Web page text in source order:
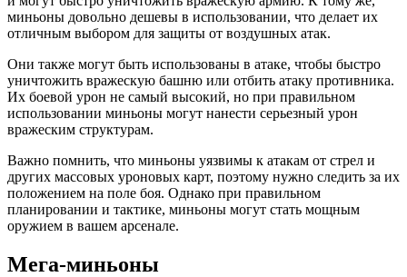
миньоны довольно дешевы в использовании, что делает их
отличным выбором для защиты от воздушных атак.
Они также могут быть использованы в атаке, чтобы быстро
уничтожить вражескую башню или отбить атаку противника.
Их боевой урон не самый высокий, но при правильном
использовании миньоны могут нанести серьезный урон
вражеским структурам.
Важно помнить, что миньоны уязвимы к атакам от стрел и
других массовых уроновых карт, поэтому нужно следить за их
положением на поле боя. Однако при правильном
планировании и тактике, миньоны могут стать мощным
оружием в вашем арсенале.
Мега-миньоны